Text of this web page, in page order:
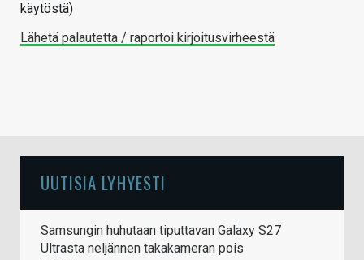
käytöstä)
Lähetä palautetta / raportoi kirjoitusvirheestä
UUTISIA LYHYESTI
Samsungin huhutaan tiputtavan Galaxy S27
Ultrasta neljännen takakameran pois